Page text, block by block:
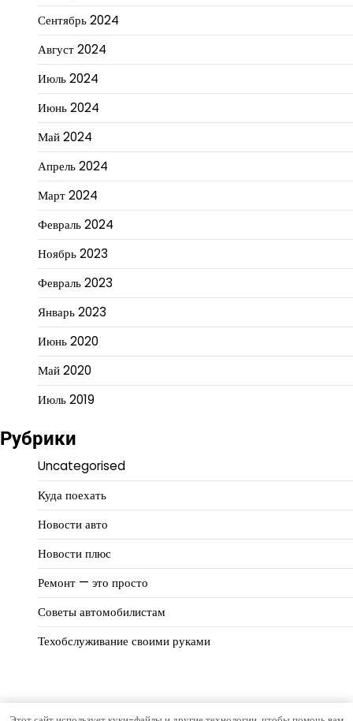
Сентябрь 2024
Август 2024
Июль 2024
Июнь 2024
Май 2024
Апрель 2024
Март 2024
Февраль 2024
Ноябрь 2023
Февраль 2023
Январь 2023
Июнь 2020
Май 2020
Июль 2019
Рубрики
Uncategorised
Куда поехать
Новости авто
Новости плюс
Ремонт — это просто
Советы автомобилистам
Техобслуживание своими руками